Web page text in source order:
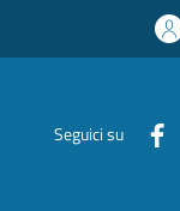
Seguici su